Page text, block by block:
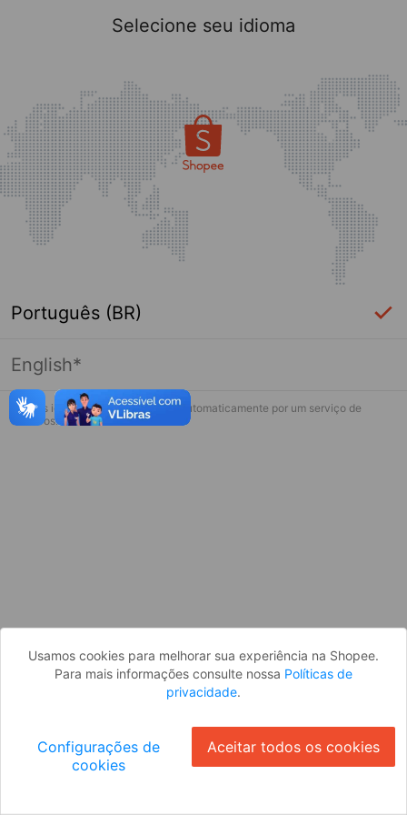
Página indisponível
Desculpe, algo deu errado. Faça login
Selecione seu idioma
Português (BR)
English*
* Esses idiomas serão traduzidos automaticamente por um serviço de
terceiros.
Usamos cookies para melhorar sua experiência na Shopee.
Para mais informações consulte nossa Políticas de
privacidade.
Configurações de
cookies
Aceitar todos os cookies